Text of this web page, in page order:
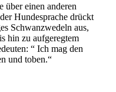
über einen anderen
Hundesprache drückt
Schwanzwedeln aus,
hin zu aufgeregtem
“ Ich mag den
und toben.“